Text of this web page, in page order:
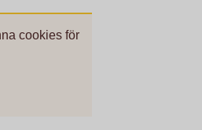
cookies för